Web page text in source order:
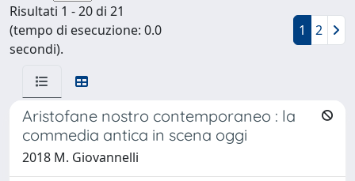
Risultati 1 - 20 di 21
(tempo di esecuzione: 0.0
secondi).
1 2
Aristofane nostro contemporaneo : la
commedia antica in scena oggi
2018 M. Giovannelli